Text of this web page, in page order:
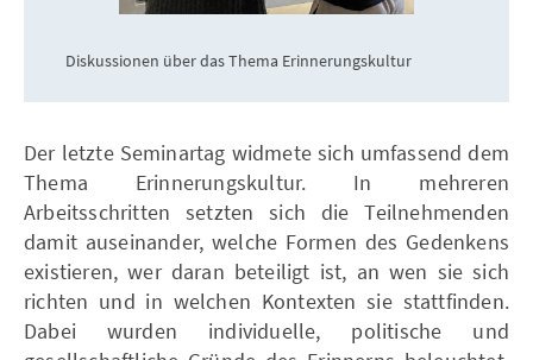
Diskussionen über das Thema Erinnerungskultur
Der letzte Seminartag widmete sich umfassend dem
Thema Erinnerungskultur. In mehreren
Arbeitsschritten setzten sich die Teilnehmenden
damit auseinander, welche Formen des Gedenkens
existieren, wer daran beteiligt ist, an wen sie sich
richten und in welchen Kontexten sie stattfinden.
Dabei wurden individuelle, politische und